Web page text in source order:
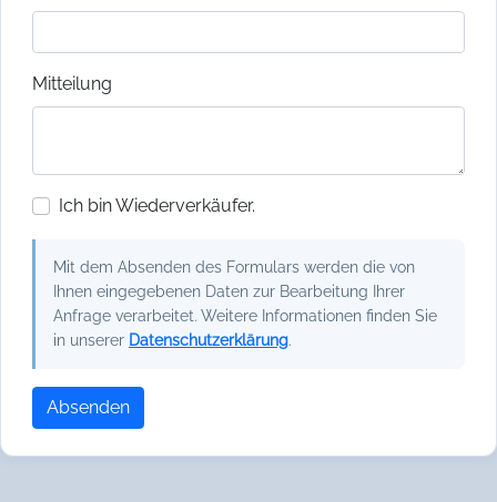
Mitteilung
Ich bin Wiederverkäufer.
Mit dem Absenden des Formulars werden die von
Ihnen eingegebenen Daten zur Bearbeitung Ihrer
Anfrage verarbeitet. Weitere Informationen finden Sie
in unserer Datenschutzerklärung.
Absenden